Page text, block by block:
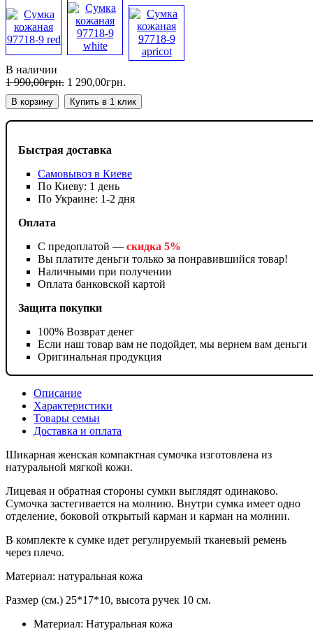
Быстрая доставка
Самовывоз в Киеве
По Киеву: 1 день
По Украине: 1-2 дня
Оплата
С предоплатой — скидка 5%
Вы платите деньги только за понравившийся товар!
Наличными при получении
Оплата банковской картой
Защита покупки
100% Возврат денег
Если наш товар вам не подойдет, мы вернем вам деньги
Оригинальная продукция
В наличии
1 990,00грн. 1 290,00грн.
В корзину Купить в 1 клик
Описание
Характеристики
Товары семьи
Доставка и оплата
Шикарная женская компактная сумочка изготовлена ​​из
натуральной мягкой кожи.
Лицевая и обратная стороны сумки выглядят одинаково.
Сумочка застегивается на молнию. Внутри сумка имеет одно
отделение, боковой открытый карман и карман на молнии.
В комплекте к сумке идет регулируемый тканевый ремень
через плечо.
Материал: натуральная кожа
Размер (см.) 25*17*10, высота ручек 10 см.
Материал: Натуральная кожа